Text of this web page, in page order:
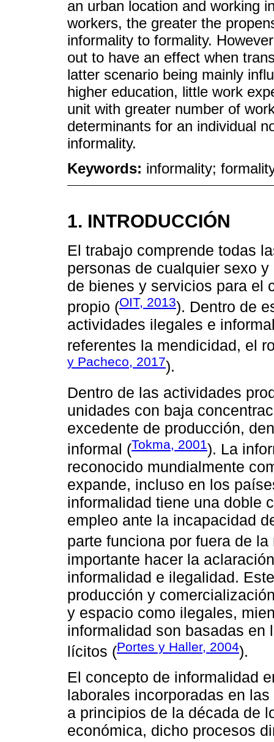
an urban location and working
workers, the greater the
informality to formality.
out to have an effect when
latter scenario being mainly
higher education, little work
unit with greater number of
determinants for an individual
informality.
Keywords: informality;
1. INTRODUCCIÓN
El trabajo comprende todas
personas de cualquier sexo
de bienes y servicios para el
propio (OIT, 2013). Dentro de
actividades ilegales e
referentes la mendicidad, el
y Pacheco, 2017).
Dentro de las actividades
unidades con baja
excedente de producción,
informal (Tokma, 2001). La
reconocido mundialmente
expande, incluso en los
informalidad tiene una doble
empleo ante la incapacidad
parte funciona por fuera de la
importante hacer la
informalidad e ilegalidad.
producción y
y espacio como ilegales,
informalidad son basadas
lícitos (Portes y Haller, 2004).
El concepto de informalidad
laborales incorporadas en
a principios de la década de
económica, dicho procesos